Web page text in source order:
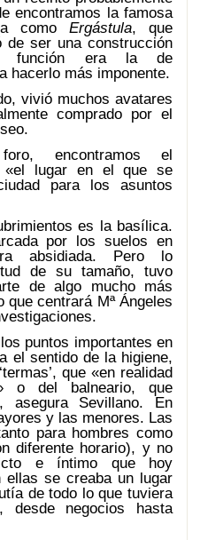
encontramos la famosa
como Ergástula, que
de ser una construcción
función era la de
hacerlo más imponente.
vivió muchos avatares
comprado por el
encontramos el
lugar en el que se
para los asuntos
es la basílica.
por los suelos en
absidiada. Pero lo
de su tamaño, tuvo
de algo mucho más
centrará Mª Ángeles
puntos importantes en
el sentido de la higiene,
que «en realidad
o del balneario, que
asegura Sevillano. En
y las menores. Las
para hombres como
diferente horario), y no
e íntimo que hoy
ellas se creaba un lugar
de todo lo que tuviera
negocios hasta